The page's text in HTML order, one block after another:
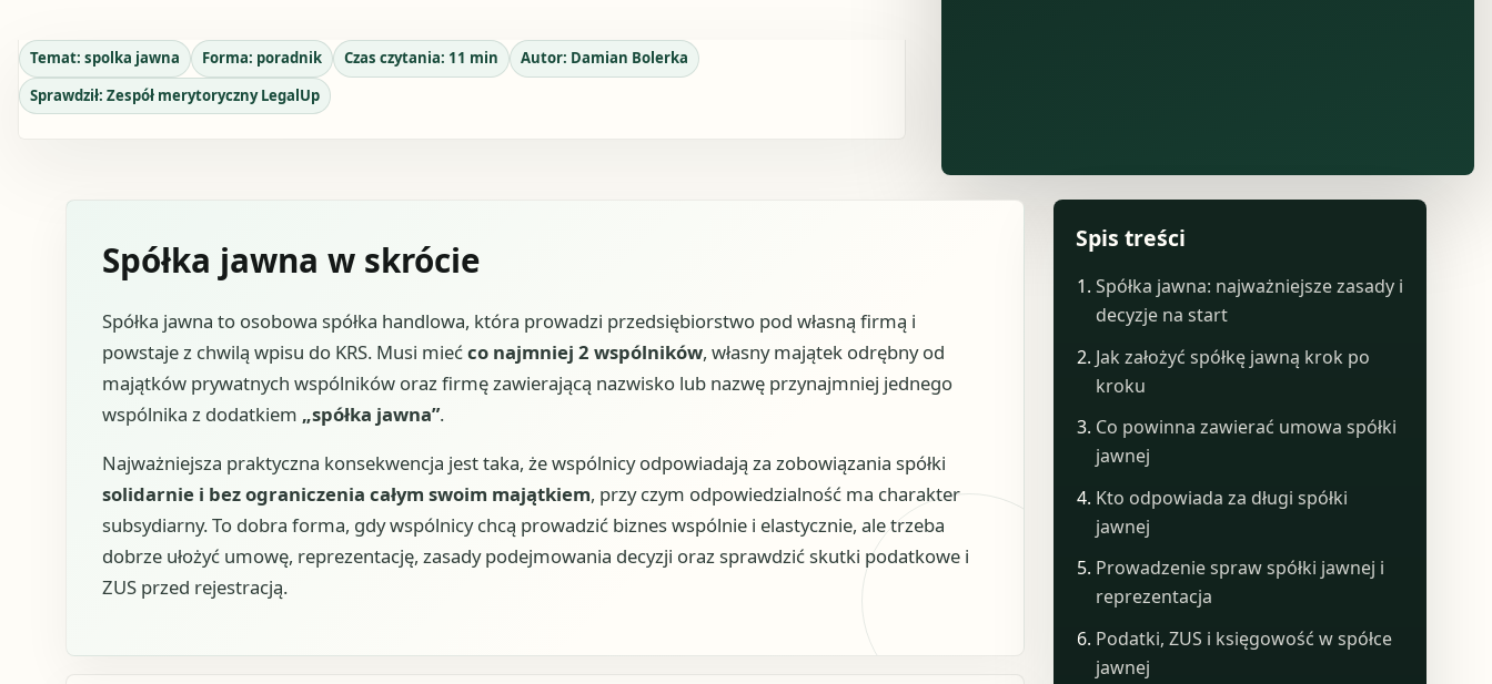
Temat: spolka jawna Forma: poradnik Czas czytania: 11 min Autor: Damian Bolerka
Sprawdził: Zespół merytoryczny LegalUp
Spółka jawna w skrócie
Spółka jawna to osobowa spółka handlowa, która prowadzi przedsiębiorstwo pod własną firmą i
powstaje z chwilą wpisu do KRS. Musi miećco najmniej 2 wspólników, własny majątek odrębny od
majątków prywatnych wspólników oraz firmę zawierającą nazwisko lub nazwę przynajmniej jednego
wspólnika z dodatkiem „spółka jawna”.
Najważniejsza praktyczna konsekwencja jest taka, że wspólnicy odpowiadają za zobowiązania spółki
solidarnie i bez ograniczenia całym swoim majątkiem, przy czym odpowiedzialność ma charakter
subsydiarny. To dobra forma, gdy wspólnicy chcą prowadzić biznes wspólnie i elastycznie, ale trzeba
dobrze ułożyć umowę, reprezentację, zasady podejmowania decyzji oraz sprawdzić skutki podatkowe i
ZUS przed rejestracją.
Spis treści
Spółka jawna: najważniejsze zasady i
decyzje na start
Jak założyć spółkę jawną krok po
kroku
Co powinna zawierać umowa spółki
jawnej
Kto odpowiada za długi spółki
jawnej
Prowadzenie spraw spółki jawnej i
reprezentacja
Podatki, ZUS i księgowość w spółce
jawnej